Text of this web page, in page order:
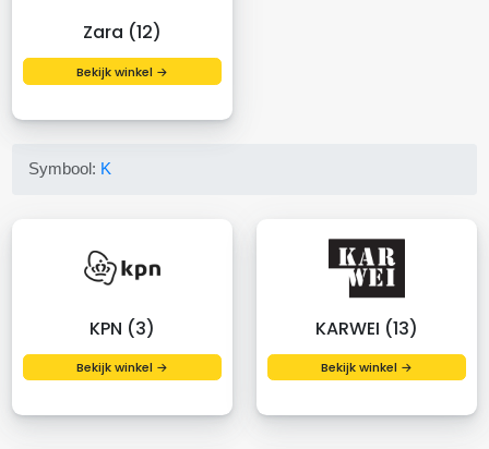
Zara (12)
Bekijk winkel →
Symbool: K
KPN (3)
Bekijk winkel →
KARWEI (13)
Bekijk winkel →